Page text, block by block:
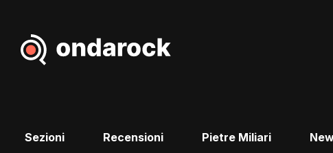
Sezioni Recensioni Pietre Miliari